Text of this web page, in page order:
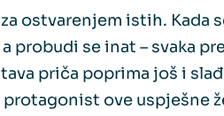
ostvarenjem istih. Kada
se inat – svaka
priča poprima još i
ove uspješne